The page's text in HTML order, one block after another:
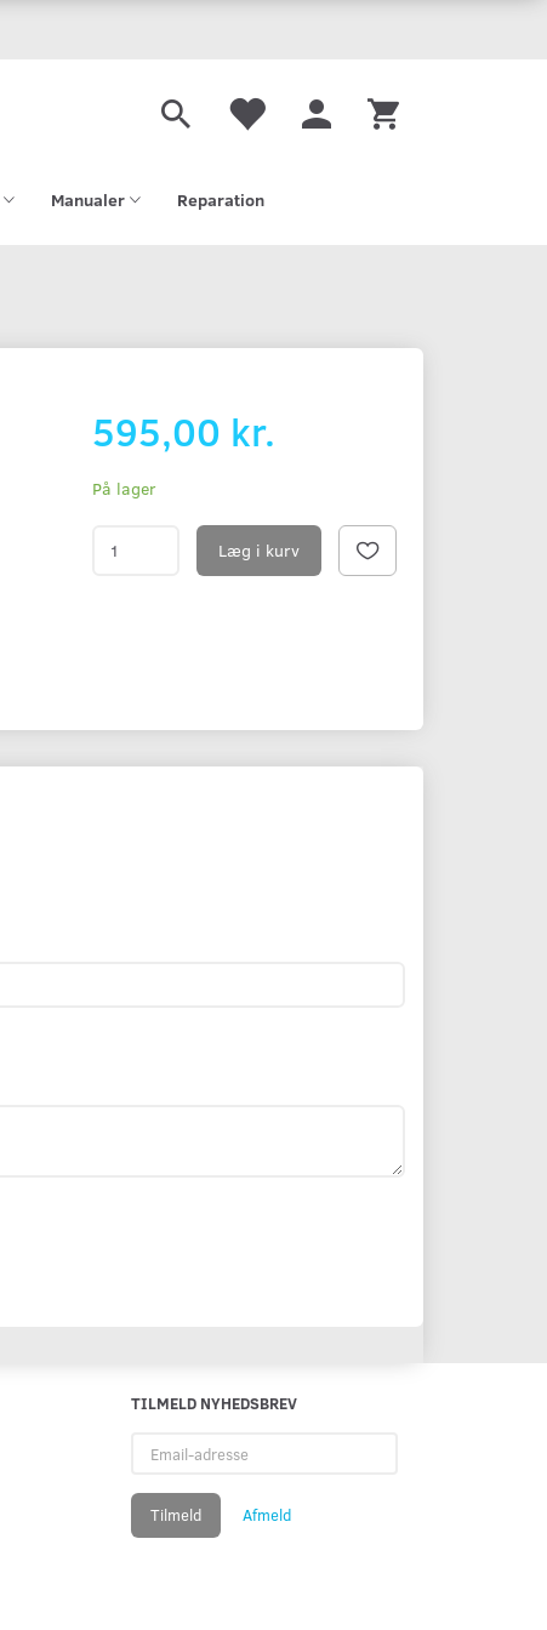
Manualer Reparation
595,00 kr.
På lager
Læg i kurv
TILMELD NYHEDSBREV
adresse
Tilmeld Afmeld